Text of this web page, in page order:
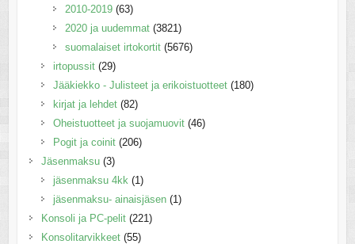
2010-2019 (63)
2020 ja uudemmat (3821)
suomalaiset irtokortit (5676)
irtopussit (29)
Jääkiekko - Julisteet ja erikoistuotteet (180)
kirjat ja lehdet (82)
Oheistuotteet ja suojamuovit (46)
Pogit ja coinit (206)
Jäsenmaksu (3)
jäsenmaksu 4kk (1)
jäsenmaksu- ainaisjäsen (1)
Konsoli ja PC-pelit (221)
Konsolitarvikkeet (55)